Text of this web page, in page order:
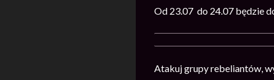
Od 23.07 do 24.07 będzie
Atakuj grupy rebeliantów,